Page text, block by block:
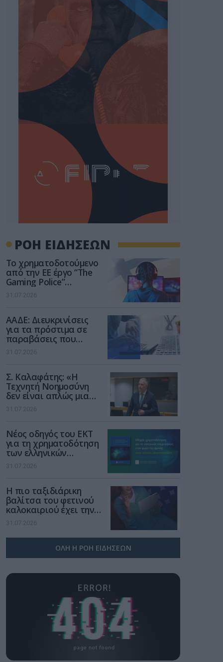
ΡΟΗ ΕΙΔΗΣΕΩΝ
Το χρηματοδοτούμενο
από την ΕΕ έργο “The
Gaming Police”
ενισχύει την ασφάλεια
των παιδιών στο
31.07.2026
ΑΑΔΕ: Διευκρινίσεις
για τα πρόστιμα σε
παραβάσεις που
αφορούν τους ΦΗΜ
31.07.2026
Σ. Καλαφάτης: «Η
Τεχνητή Νοημοσύνη
δεν είναι απλώς μια
νέα τεχνολογία, είναι
μια νέα βιομηχανική
31.07.2026
Νέος οδηγός του ΕΚΤ
για τη χρηματοδότηση
των ελληνικών
επιχειρήσεων στον
χώρο της άμυνας
31.07.2026
Η πιο ταξιδιάρικη
βαλίτσα του φετινού
καλοκαιριού έχει την
υπογραφή της Xiaomi
31.07.2026
ΟΛΗ Η ΡΟΗ ΕΙΔΗΣΕΩΝ